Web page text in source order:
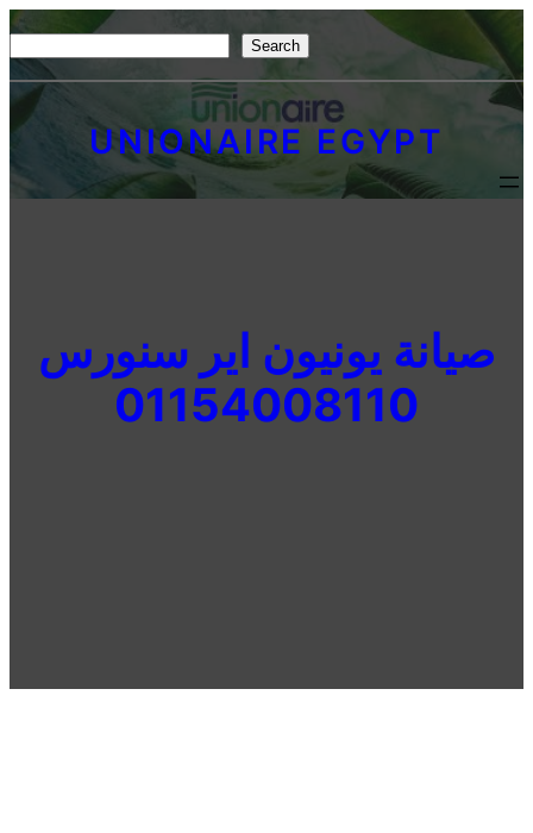
Skip
to
content
e
r
c
Search
UNIONAIRE EGYPT
صيانة يونيون اير سنورس
01154008110